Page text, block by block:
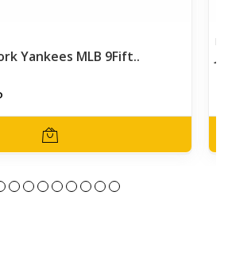
Yankees MLB 9Fift..